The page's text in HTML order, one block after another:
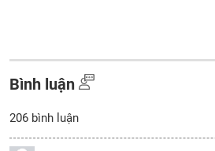
Bình luận
206 bình luận